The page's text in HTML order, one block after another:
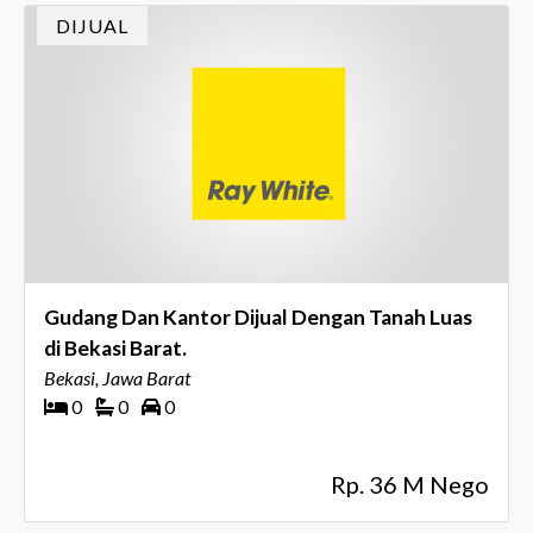
DIJUAL
Gudang Dan Kantor Dijual Dengan Tanah Luas
di Bekasi Barat.
Bekasi, Jawa Barat
0
0 0
Rp. 36 M Nego